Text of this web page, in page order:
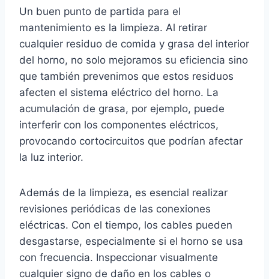
Un buen punto de partida para el
mantenimiento es la limpieza. Al retirar
cualquier residuo de comida y grasa del interior
del horno, no solo mejoramos su eficiencia sino
que también prevenimos que estos residuos
afecten el sistema eléctrico del horno. La
acumulación de grasa, por ejemplo, puede
interferir con los componentes eléctricos,
provocando cortocircuitos que podrían afectar
la luz interior.
Además de la limpieza, es esencial realizar
revisiones periódicas de las conexiones
eléctricas. Con el tiempo, los cables pueden
desgastarse, especialmente si el horno se usa
con frecuencia. Inspeccionar visualmente
cualquier signo de daño en los cables o